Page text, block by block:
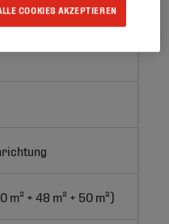
Republik
m² + 48 m² + 50 m²)
COOKIES AKZEPTIEREN